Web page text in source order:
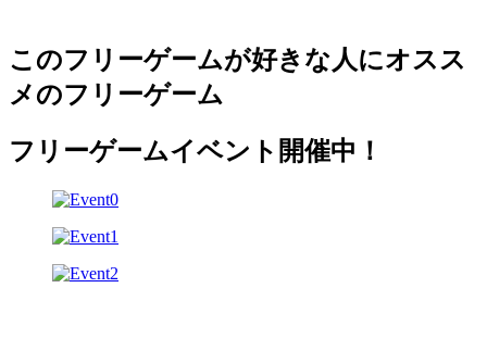
このフリーゲームが好きな人にオスス
メのフリーゲーム
フリーゲームイベント開催中！